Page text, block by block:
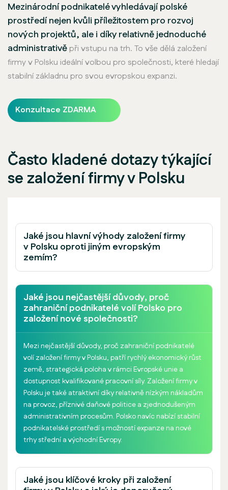
Mezinárodní podnikatelé vyhledávají polské
prostředí nejen kvůli příležitostem pro rozvoj
nových projektů, ale i díky relativně jednoduché
administrativěpři vstupu na trh. To vše dělá založení
firmy v Polsku ideální volbou pro společnosti, které hledají
stabilní základnu pro svou evropskou expanzi.
Konzultace ZDARMA
Často kladené dotazy týkající
se založení firmy v Polsku
Jaké jsou hlavní výhody založení firmy
v Polsku oproti jiným evropským
zemím?
Jaké jsou nejčastější důvody, proč
zahraniční podnikatelé volí Polsko pro
založení nové společnosti?
Mezi nejčastější důvody, proč zahraniční podnikatelé
volí založení firmy v Polsku, patří rychlý ekonomický růst
země, strategická poloha v rámci Evropské unie a
dostupnost kvalifikované pracovní síly. Založení firmy v
Polsku je také atraktivní díky relativně nízkým nákladům
na provoz, příznivé daňové politice a zjednodušeným
administrativním procesům. Polsko navíc nabízí stabilní
podnikatelské prostředí s možností expanze na nové
trhy střední a východní Evropy.
Jaké jsou klíčové kroky při založení